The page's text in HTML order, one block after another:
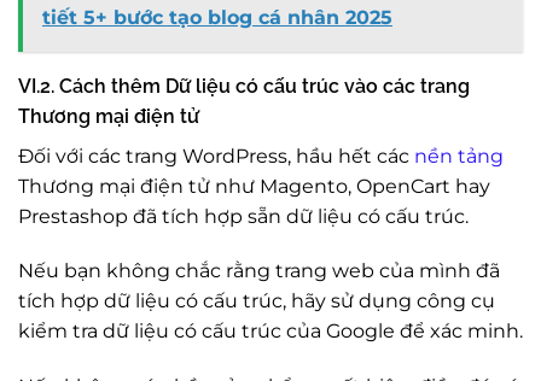
tiết 5+ bước tạo blog cá nhân 2025
VI.2. Cách thêm Dữ liệu có cấu trúc vào các trang
Thương mại điện tử
Đối với các trang WordPress, hầu hết các nền tảng
Thương mại điện tử như Magento, OpenCart hay
Prestashop đã tích hợp sẵn dữ liệu có cấu trúc.
Nếu bạn không chắc rằng trang web của mình đã
tích hợp dữ liệu có cấu trúc, hãy sử dụng công cụ
kiểm tra dữ liệu có cấu trúc của Google để xác minh.